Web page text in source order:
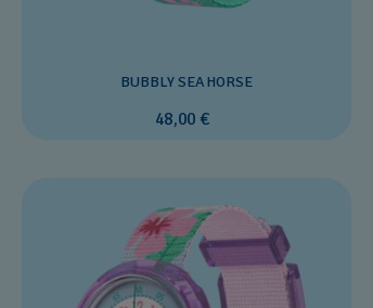
BUBBLY SEAHORSE
48,00 €